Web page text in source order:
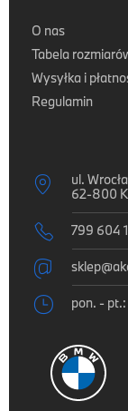
O nas
Tabela
Wysyłka i
Regulamin

ul.
62-800
 799 604

 pon. -